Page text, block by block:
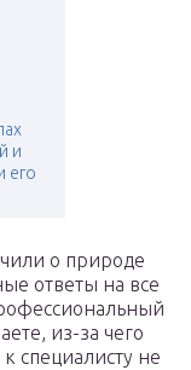
и
его
о природе
ответы на все
из-за чего
специалисту не